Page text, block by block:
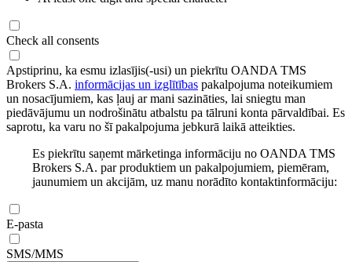
Check all consents
Apstiprinu, ka esmu izlasījis(-usi) un piekrītu OANDA TMS
Brokers S.A. informācijas un izglītības pakalpojuma noteikumiem
un nosacījumiem, kas ļauj ar mani sazināties, lai sniegtu man
piedāvājumu un nodrošinātu atbalstu pa tālruni konta pārvaldībai. Es
saprotu, ka varu no šī pakalpojuma jebkurā laikā atteikties.
Es piekrītu saņemt mārketinga informāciju no OANDA TMS
Brokers S.A. par produktiem un pakalpojumiem, piemēram,
jaunumiem un akcijām, uz manu norādīto kontaktinformāciju:
E-pasta
SMS/MMS